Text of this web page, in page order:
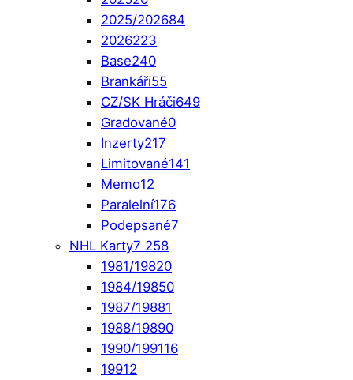
2025/202684
2026223
Base240
Brankáři55
CZ/SK Hráči649
Gradované0
Inzerty217
Limitované141
Memo12
Paralelní176
Podepsané7
NHL Karty7 258
1981/19820
1984/19850
1987/19881
1988/19890
1990/199116
19912